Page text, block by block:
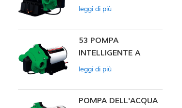
PRESSIONE
leggi di più
53 POMPA
INTELLIGENTE A
PRESSIONE
leggi di più
POMPA DELL'ACQUA